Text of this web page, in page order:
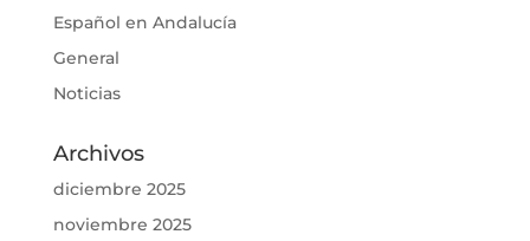
Español en Andalucía
General
Noticias
Archivos
diciembre 2025
noviembre 2025